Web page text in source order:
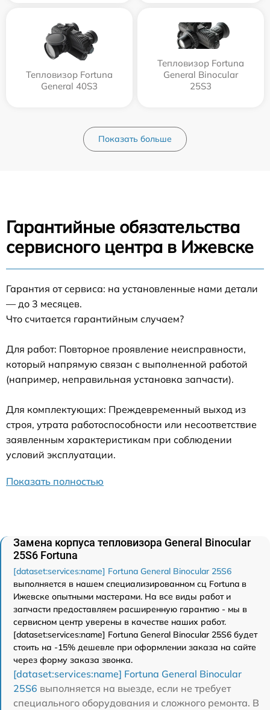
Тепловизор Fortuna
General 40S3
Тепловизор Fortuna
General Binocular
25S3
Показать больше
Гарантийные обязательства
сервисного центра в Ижевске
Гарантия от сервиса: на установленные нами детали
— до 3 месяцев.
Что считается гарантийным случаем?
Для работ: Повторное проявление неисправности,
который напрямую связан с выполненной работой
(например, неправильная установка запчасти).
Для комплектующих: Преждевременный выход из
строя, утрата работоспособности или несоответствие
заявленным характеристикам при соблюдении
условий эксплуатации.
Показать полностью
Замена корпуса тепловизора General Binocular
25S6 Fortuna
[dataset:services:name] Fortuna General Binocular 25S6
выполняется в нашем специализированном сц Fortuna в
Ижевске опытными мастерами. На все виды работ и
запчасти предоставляем расширенную гарантию - мы в
сервисном центр уверены в качестве наших работ.
[dataset:services:name] Fortuna General Binocular 25S6 будет
стоить на -15% дешевле при оформлении заказа на сайте
через форму заказа звонка.
[dataset:services:name] Fortuna General Binocular
25S6 выполняется на выезде, если не требует
специального оборудования и сложного ремонта. В